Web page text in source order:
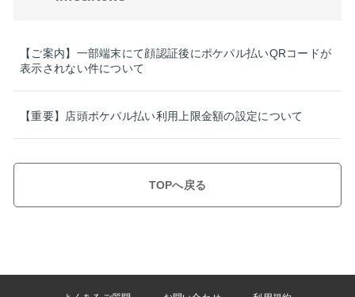
【ご案内】一部端末にて顔認証後にポケパル払いQRコードが
表示されない件について
【重要】店頭ポケパル払い利用上限金額の設定について
TOPへ戻る